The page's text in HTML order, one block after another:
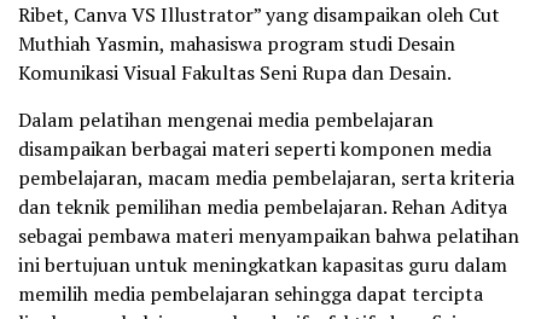
Ribet, Canva VS Illustrator” yang disampaikan oleh Cut
Muthiah Yasmin, mahasiswa program studi Desain
Komunikasi Visual Fakultas Seni Rupa dan Desain.
Dalam pelatihan mengenai media pembelajaran
disampaikan berbagai materi seperti komponen media
pembelajaran, macam media pembelajaran, serta kriteria
dan teknik pemilihan media pembelajaran. Rehan Aditya
sebagai pembawa materi menyampaikan bahwa pelatihan
ini bertujuan untuk meningkatkan kapasitas guru dalam
memilih media pembelajaran sehingga dapat tercipta